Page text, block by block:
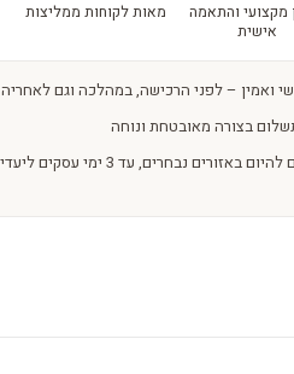
מקצועי והתאמה
אישית
מאות לקוחות ממליצות
ואמין – לפני הרכישה, במהלכה וגם לאחריה
בצורה מאובטחת ונוחה